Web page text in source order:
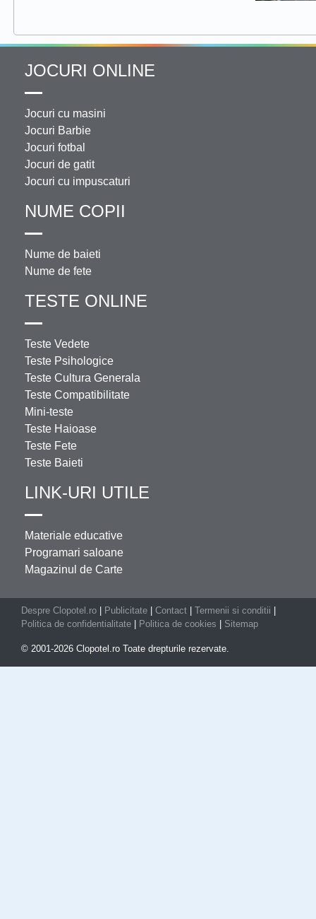
JOCURI ONLINE
Jocuri cu masini
Jocuri Barbie
Jocuri fotbal
Jocuri de gatit
Jocuri cu impuscaturi
NUME COPII
Nume de baieti
Nume de fete
TESTE ONLINE
Teste Vedete
Teste Psihologice
Teste Cultura Generala
Teste Compatibilitate
Mini-teste
Teste Haioase
Teste Fete
Teste Baieti
LINK-URI UTILE
Materiale educative
Programari saloane
Magazinul de Carte
Despre Clopotel.ro Publicitate Contact Termenii si conditii
Politica de confidentialitate
Politica de cookies Sitemap
© 2001-2026 Clopotel.ro Toate drepturile rezervate.